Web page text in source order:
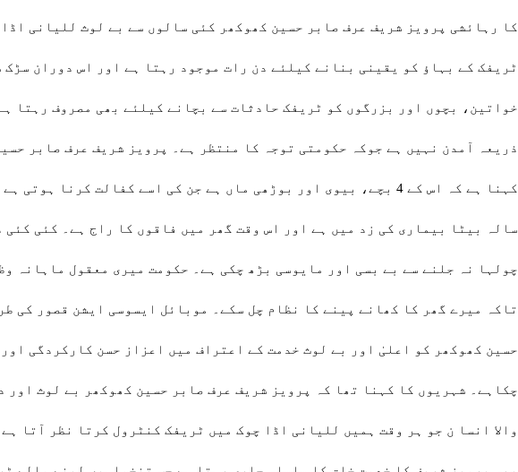
کا رہائشی پرویز شریف عرف صابر حسین کھوکھر کئی سالوں سے بے لوث للیانی
ٹریفک کے بہاؤ کو یقینی بنانے کیلئے دن رات موجود رہتا ہے اور اس دوران سڑک
خواتین، بچوں اور بزرگوں کو ٹریفک حادثات سے بچانے کیلئے بھی مصروف رہتا
ذریعہ آمدن نہیں ہے جوکہ حکومتی توجہ کا منتظر ہے۔ پرویز شریف عرف صابر
کہنا ہے کہ اس کے 4 بچے، بیوی اور بوڑھی ماں ہے جن کی اسے کفالت کرنا ہوتی
سالہ بیٹا بیماری کی زد میں ہے اور اس وقت گھر میں فاقوں کا راج ہے۔ کئی کئی
چولہا نہ جلنے سے بے بسی اور مایوسی بڑھ چکی ہے۔ حکومت میری معقول ماہانہ
تاکہ میرے گھر کا کھانے پینے کا نظام چل سکے۔ موبائل ایسوسی ایشن قصور کی
حسین کھوکھر کو اعلیٰ اور بے لوث خدمت کے اعتراف میں اعزاز حسن کارکردگی
چکاہے۔ شہریوں کا کہنا تھا کہ پرویز شریف عرف صابر حسین کھوکھر بے لوث اور
والا انسا ن جو ہر وقت ہمیں للیانی اڈا چوک میں ٹریفک کنٹرول کرتا نظر آتا